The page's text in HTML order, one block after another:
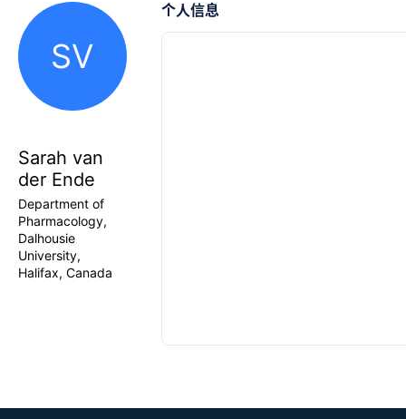
SV
Sarah van
der Ende
Department of
Pharmacology,
Dalhousie
University,
Halifax, Canada
个人信息